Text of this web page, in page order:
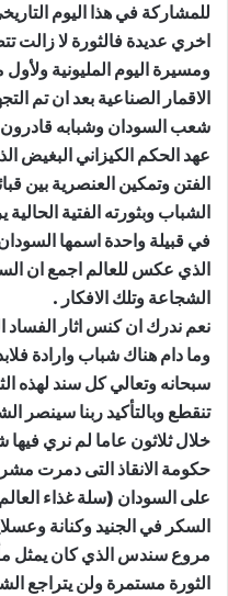
للمشاركة في هذا اليوم
اخري عديدة فالثورة لا زالت
ومسيرة اليوم المليونية
الاقمار الصناعية بعد ان تم
شعب السودان وشبابه قادرون
عهد الحكم الكيزاني البغيض
الفتن وتمكين العنصرية بين
الشباب وبثورته الفتية
في قبيلة واحدة اسمها
الذي عكس للعالم اجمع ان
الشجاعة وتلك الافكار .
نعم ندرك ان كنس اثار
وما دام هناك شباب وارادة
سبحانه وتعالي كل سند لهذه
تنقطع وبالتأكيد ربنا سينصر
خلال ثلاثون عاما لم نري
حكومة الانقاذ التى دمرت
على السودان (سلة غذاء
السكر في الجنيد وكنانة
مروع سندس الذي كان يمثل
الثورة مستمرة ولن يتراجع